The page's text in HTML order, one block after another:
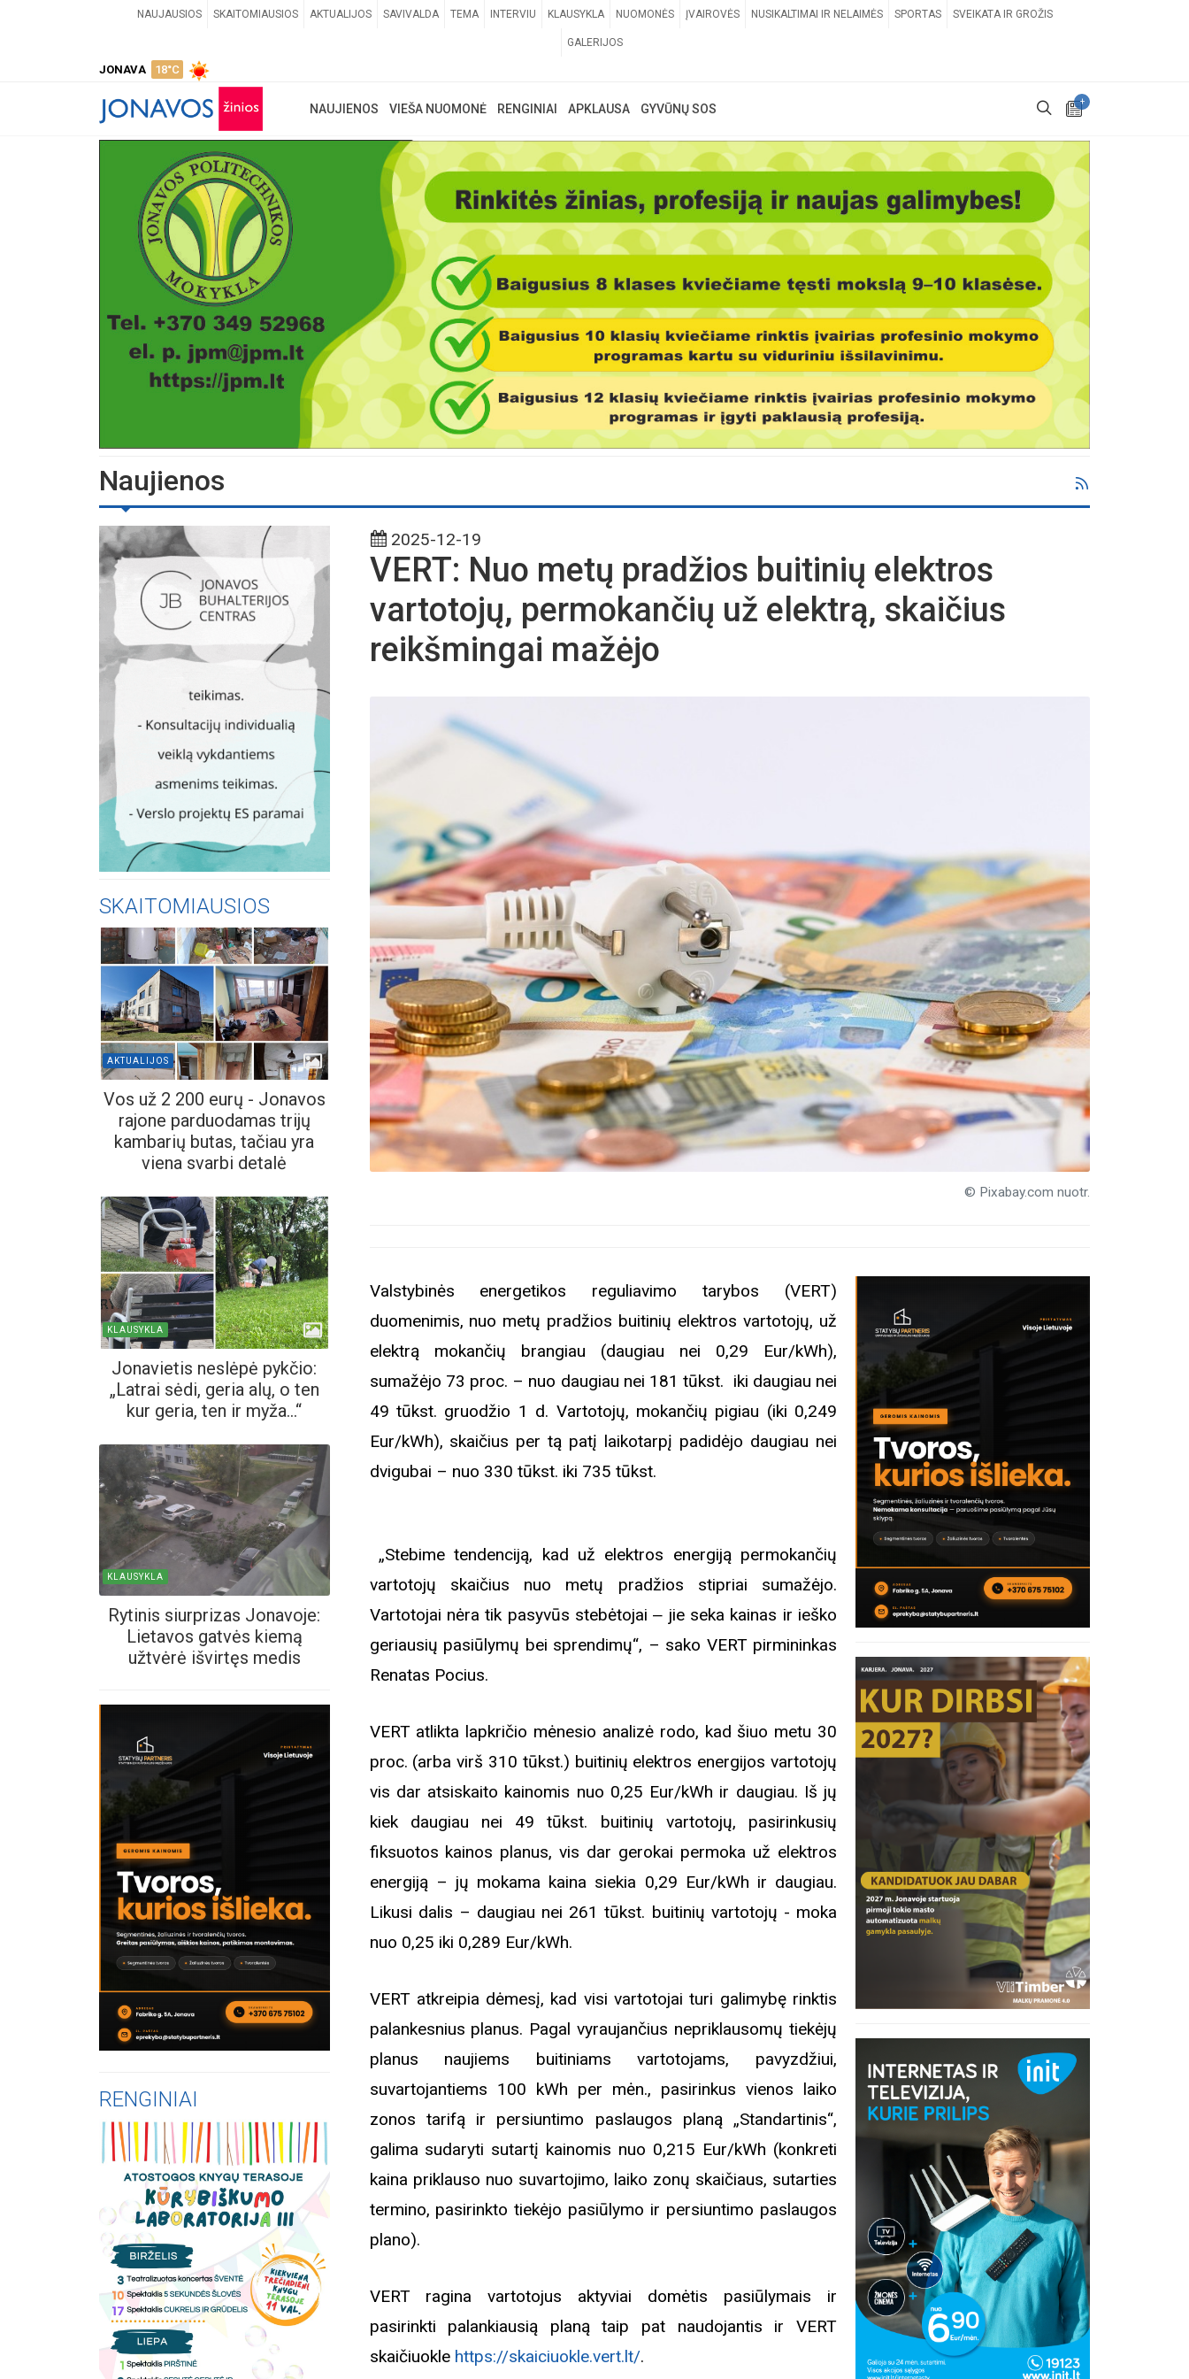
NAUJAUSIOS SKAITOMIAUSIOS AKTUALIJOS SAVIVALDA TEMA INTERVIU KLAUSYKLA NUOMONĖS ĮVAIROVĖS NUSIKALTIMAI IR NELAIMĖS SPORTAS SVEIKATA IR GROŽIS
GALERIJOS
JONAVA 18°C
+
NAUJIENOS VIEŠA NUOMONĖ RENGINIAI APKLAUSA GYVŪNŲ SOS
Naujienos
SKAITOMIAUSIOS
AKTUALIJOS
Vos už 2 200 eurų - Jonavos
rajone parduodamas trijų
kambarių butas, tačiau yra
viena svarbi detalė
KLAUSYKLA
Jonavietis neslėpė pykčio:
„Latrai sėdi, geria alų, o ten
kur geria, ten ir myža...“
KLAUSYKLA
Rytinis siurprizas Jonavoje:
Lietavos gatvės kiemą
užtvėrė išvirtęs medis
RENGINIAI
2025-12-19
VERT: Nuo metų pradžios buitinių elektros
vartotojų, permokančių už elektrą, skaičius
reikšmingai mažėjo
© Pixabay.com nuotr.
​Valstybinės energetikos reguliavimo tarybos (VERT)
duomenimis, nuo metų pradžios buitinių elektros vartotojų, už
elektrą mokančių brangiau (daugiau nei 0,29 Eur/kWh),
sumažėjo 73 proc. – nuo daugiau nei 181 tūkst. iki daugiau nei
49 tūkst. gruodžio 1 d. Vartotojų, mokančių pigiau (iki 0,249
Eur/kWh), skaičius per tą patį laikotarpį padidėjo daugiau nei
dvigubai – nuo 330 tūkst. iki 735 tūkst.
„Stebime tendenciją, kad už elektros energiją permokančių
vartotojų skaičius nuo metų pradžios stipriai sumažėjo.
Vartotojai nėra tik pasyvūs stebėtojai ‒ jie seka kainas ir ieško
geriausių pasiūlymų bei sprendimų“, – sako VERT pirmininkas
Renatas Pocius.
VERT atlikta lapkričio mėnesio analizė rodo, kad šiuo metu 30
proc. (arba virš 310 tūkst.) buitinių elektros energijos vartotojų
vis dar atsiskaito kainomis nuo 0,25 Eur/kWh ir daugiau. Iš jų
kiek daugiau nei 49 tūkst. buitinių vartotojų, pasirinkusių
fiksuotos kainos planus, vis dar gerokai permoka už elektros
energiją – jų mokama kaina siekia 0,29 Eur/kWh ir daugiau.
Likusi dalis – daugiau nei 261 tūkst. buitinių vartotojų - moka
nuo 0,25 iki 0,289 Eur/kWh.
VERT atkreipia dėmesį, kad visi vartotojai turi galimybę rinktis
palankesnius planus. Pagal vyraujančius nepriklausomų tiekėjų
planus naujiems buitiniams vartotojams, pavyzdžiui,
suvartojantiems 100 kWh per mėn., pasirinkus vienos laiko
zonos tarifą ir persiuntimo paslaugos planą „Standartinis“,
galima sudaryti sutartį kainomis nuo 0,215 Eur/kWh (konkreti
kaina priklauso nuo suvartojimo, laiko zonų skaičiaus, sutarties
termino, pasirinkto tiekėjo pasiūlymo ir persiuntimo paslaugos
plano).
VERT ragina vartotojus aktyviai domėtis pasiūlymais ir
pasirinkti palankiausią planą taip pat naudojantis ir VERT
skaičiuokle https://skaiciuokle.vert.lt/.